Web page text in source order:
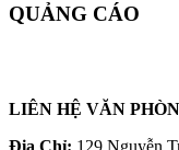
QUẢNG CÁO
LIÊN HỆ VĂN
Địa Chỉ: 129 Nguyễn